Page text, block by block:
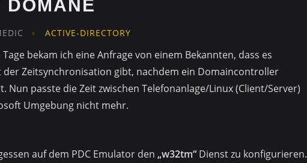
DOMÄNE
ACTIVE-DIRECTORY
bekam ich eine Anfrage von einem Bekannten, dass es
der Zeitsynchronisation gibt, nachdem ein Domaincontroller
Nun passte die Zeit zwischen Telefonanlage/Linux (Client/Server)
Umgebung nicht mehr.
auf dem PDC Emulator den „w32tm“ Dienst zu konfigurieren.